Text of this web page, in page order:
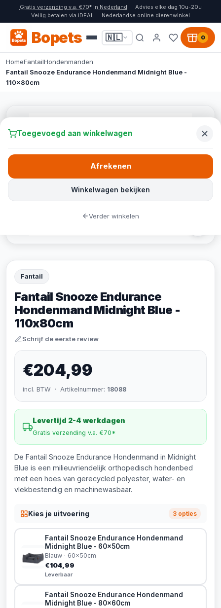
Gratis verzending v.a. €70* in Nederland
Advies elke dag 10u-20u
Veilig betalen via iDEAL
Nederlandse online dierenwinkel
Bopets 🇳🇱 0
HomeFantailHondenmanden
Fantail Snooze Endurance Hondenmand Midnight Blue -
110x80cm
Fantail
Fantail Snooze Endurance
Hondenmand Midnight Blue -
110x80cm
Schrijf de eerste review
€204,99
incl. BTW · Artikelnummer: 18088
Levertijd 2-4 werkdagen
Gratis verzending v.a. €70*
De Fantail Snooze Endurance Hondenmand in Midnight
Blue is een milieuvriendelijk orthopedisch hondenbed
met een hoes van gerecycled polyester, water- en
vlekbestendig en machinewasbaar.
Kies je uitvoering 3 opties
Fantail Snooze Endurance Hondenmand
Midnight Blue - 60x50cm
Blauw · 60x50cm
€104,99
Leverbaar
Fantail Snooze Endurance Hondenmand
Midnight Blue - 80x60cm
Toegevoegd aan winkelwagen
Winkelwagen bekijken
Afrekenen
Verder winkelen